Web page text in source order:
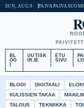
SUN, AUG 9 PAIVAPAIVASUOMI
BL
OG
UUTISK
IRJE
ETU
SIVU
BLOGI DIGITAALI
KULISSIEN TAKAA
TALOUS
TEKNIIKKA